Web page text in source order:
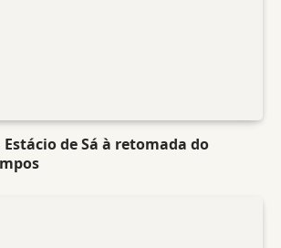
de Sá à retomada do